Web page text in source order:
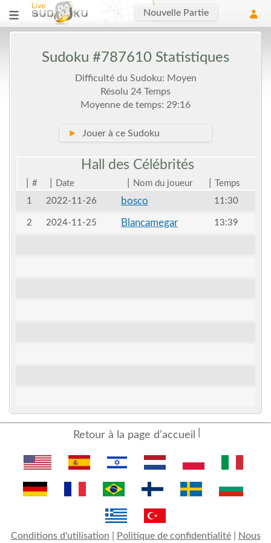
Nouvelle Partie
Sudoku #787610 Statistiques
Difficulté du Sudoku: Moyen
Résolu 24 Temps
Moyenne de temps: 29:16
► Jouer à ce Sudoku
Hall des Célébrités
# Date Nom du joueur
Temps
1
2022-11-26 bosco 11:30
2 2024-11-25 Blancamegar 13:39
Retour à la page d’accueil
Conditions d'utilisation Politique de confidentialité| Nous